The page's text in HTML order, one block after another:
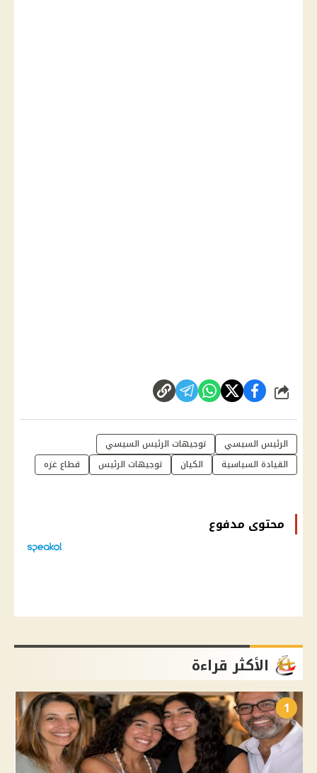
شارك
الرئيس السيسي
توجيهات الرئيس السيسي
القيادة السياسية
الكيان توجيهات الرئيس قطاع غزه
محتوى مدفوع
الأكثر قراءة
1